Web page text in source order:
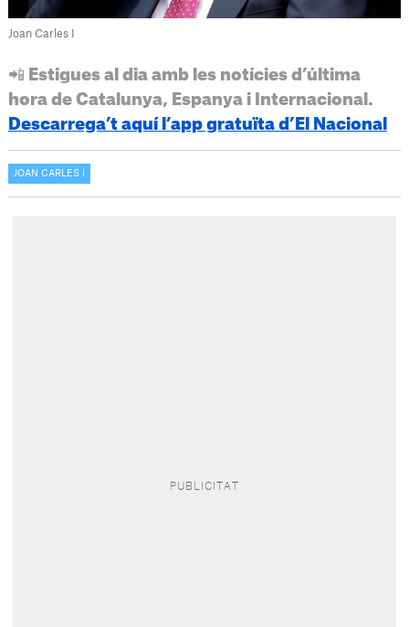
Joan Carles I
📲 Estigues al dia amb les notícies d’última
hora de Catalunya, Espanya i Internacional.
Descarrega’t aquí l’app gratuïta d’El Nacional
JOAN CARLES I